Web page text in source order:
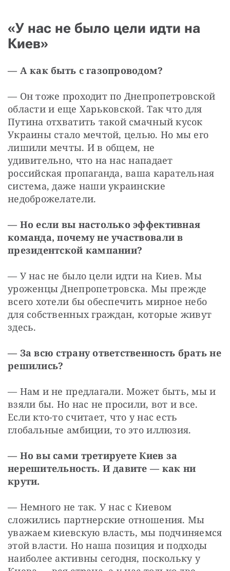
«У нас не было цели идти на
Киев»
— А как быть с газопроводом?
— Он тоже проходит по Днепропетровской
области и еще Харьковской. Так что для
Путина отхватить такой смачный кусок
Украины стало мечтой, целью. Но мы его
лишили мечты. И в общем, не
удивительно, что на нас нападает
российская пропаганда, ваша карательная
система, даже наши украинские
недоброжелатели.
— Но если вы настолько эффективная
команда, почему не участвовали в
президентской кампании?
— У нас не было цели идти на Киев. Мы
уроженцы Днепропетровска. Мы прежде
всего хотели бы обеспечить мирное небо
для собственных граждан, которые живут
здесь.
— За всю страну ответственность брать не
решились?
— Нам и не предлагали. Может быть, мы и
взяли бы. Но нас не просили, вот и все.
Если кто-то считает, что у нас есть
глобальные амбиции, то это иллюзия.
— Но вы сами третируете Киев за
нерешительность. И давите — как ни
крути.
— Немного не так. У нас с Киевом
сложились партнерские отношения. Мы
уважаем киевскую власть, мы подчиняемся
этой власти. Но наша позиция и подходы
наиболее активны сегодня, поскольку у